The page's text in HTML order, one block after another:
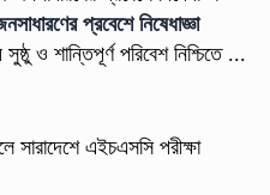
প্রবেশে নিষেধাজ্ঞা
ও শান্তিপূর্ণ পরিবেশ নিশ্চিতে ...